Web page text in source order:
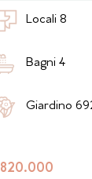
Locali 8
Bagni 4
Giardino